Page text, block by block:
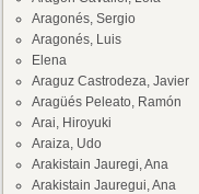
Aragonés, Sergio
Aragonés, Luis
Elena
Araguz Castrodeza, Javier
Aragüés Peleato, Ramón
Arai, Hiroyuki
Araiza, Udo
Arakistain Jauregi, Ana
Arakistain Jauregui, Ana